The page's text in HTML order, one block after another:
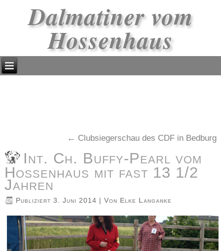
Dalmatiner vom
Hossenhaus
← Clubsiegerschau des CDF in Bedburg
Int. Ch. Buffy-Pearl vom
Hossenhaus mit fast 13 1/2
Jahren
Publiziert 3. Juni 2014 |Von Elke Langanke